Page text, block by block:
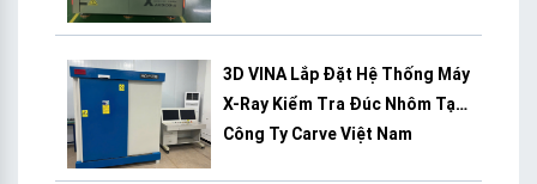
3D VINA Lắp Đặt Hệ Thống Máy
X-Ray Kiểm Tra Đúc Nhôm Tại
Công Ty Carve Việt Nam